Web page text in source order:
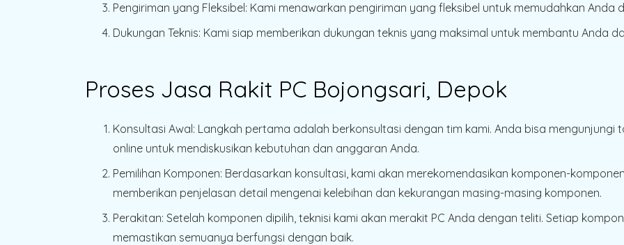
Pengiriman yang Fleksibel: Kami menawarkan pengiriman yang fleksibel untuk memudahkan Anda
Dukungan Teknis: Kami siap memberikan dukungan teknis yang maksimal untuk membantu Anda
Proses Jasa Rakit PC Bojongsari, Depok
Konsultasi Awal: Langkah pertama adalah berkonsultasi dengan tim kami. Anda bisa mengunjungi
online untuk mendiskusikan kebutuhan dan anggaran Anda.
Pemilihan Komponen: Berdasarkan konsultasi, kami akan merekomendasikan komponen-
memberikan penjelasan detail mengenai kelebihan dan kekurangan masing-masing komponen.
Perakitan: Setelah komponen dipilih, teknisi kami akan merakit PC Anda dengan teliti. Setiap
memastikan semuanya berfungsi dengan baik.